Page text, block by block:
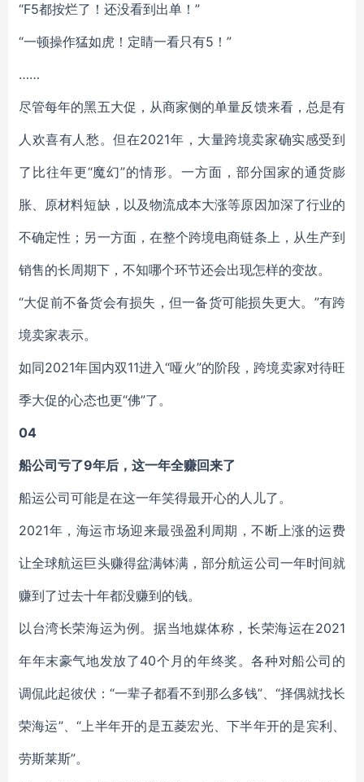
“F5都按烂了！还没看到出单！”
“一顿操作猛如虎！定睛一看只有5！”
……
尽管每年的黑五大促，从商家侧的单量反馈来看，总是有
人欢喜有人愁。但在2021年，大量跨境卖家确实感受到
了比往年更“魔幻”的情形。一方面，部分国家的通货膨
胀、原材料短缺，以及物流成本大涨等原因加深了行业的
不确定性；另一方面，在整个跨境电商链条上，从生产到
销售的长周期下，不知哪个环节还会出现怎样的变故。
“大促前不备货会有损失，但一备货可能损失更大。”有跨
境卖家表示。
如同2021年国内双11进入“哑火”的阶段，跨境卖家对待旺
季大促的心态也更“佛”了。
04
船公司亏了9年后，这一年全赚回来了
船运公司可能是在这一年笑得最开心的人儿了。
2021年，海运市场迎来最强盈利周期，不断上涨的运费
让全球航运巨头赚得盆满钵满，部分航运公司一年时间就
赚到了过去十年都没赚到的钱。
以台湾长荣海运为例。据当地媒体称，长荣海运在2021
年年末豪气地发放了40个月的年终奖。各种对船公司的
调侃此起彼伏：“一辈子都看不到那么多钱”、“择偶就找长
荣海运”、“上半年开的是五菱宏光、下半年开的是宾利、
劳斯莱斯”。